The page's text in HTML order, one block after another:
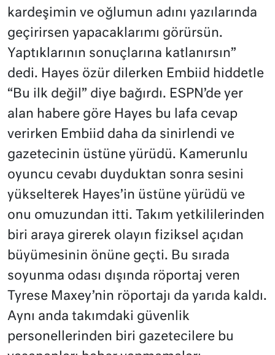
kardeşimin ve oğlumun adını yazılarında
geçirirsen yapacaklarımı görürsün.
Yaptıklarının sonuçlarına katlanırsın”
dedi. Hayes özür dilerken Embiid hiddetle
“Bu ilk değil” diye bağırdı. ESPN’de yer
alan habere göre Hayes bu lafa cevap
verirken Embiid daha da sinirlendi ve
gazetecinin üstüne yürüdü. Kamerunlu
oyuncu cevabı duyduktan sonra sesini
yükselterek Hayes’in üstüne yürüdü ve
onu omuzundan itti. Takım yetkililerinden
biri araya girerek olayın fiziksel açıdan
büyümesinin önüne geçti. Bu sırada
soyunma odası dışında röportaj veren
Tyrese Maxey’nin röportajı da yarıda kaldı.
Aynı anda takımdaki güvenlik
personellerinden biri gazetecilere bu